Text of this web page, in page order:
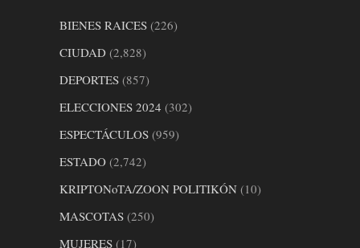
BIENES RAICES (226)
CIUDAD (2,828)
DEPORTES (857)
ELECCIONES 2024 (302)
ESPECTÁCULOS (959)
ESTADO (2,742)
KRIPTONoTA/ZOON POLITIKÓN (10)
MASCOTAS (250)
MUJERES (17)